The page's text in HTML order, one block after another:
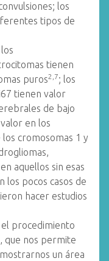
los
tipos de
tienen
puros2,7; los
tienen valor
de bajo
en los
cromosomas 1 y
aquellos sin esas
los pocos casos de
hacer estudios
el procedimiento
que nos permite
un área